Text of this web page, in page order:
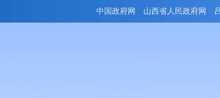
中国政府网 山西省人民政府网